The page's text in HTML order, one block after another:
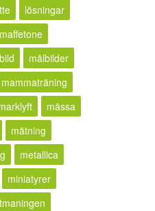
lösningar
maffetone
målbilder
mammaträning
mässa
mätning
metallica
miniatyrer